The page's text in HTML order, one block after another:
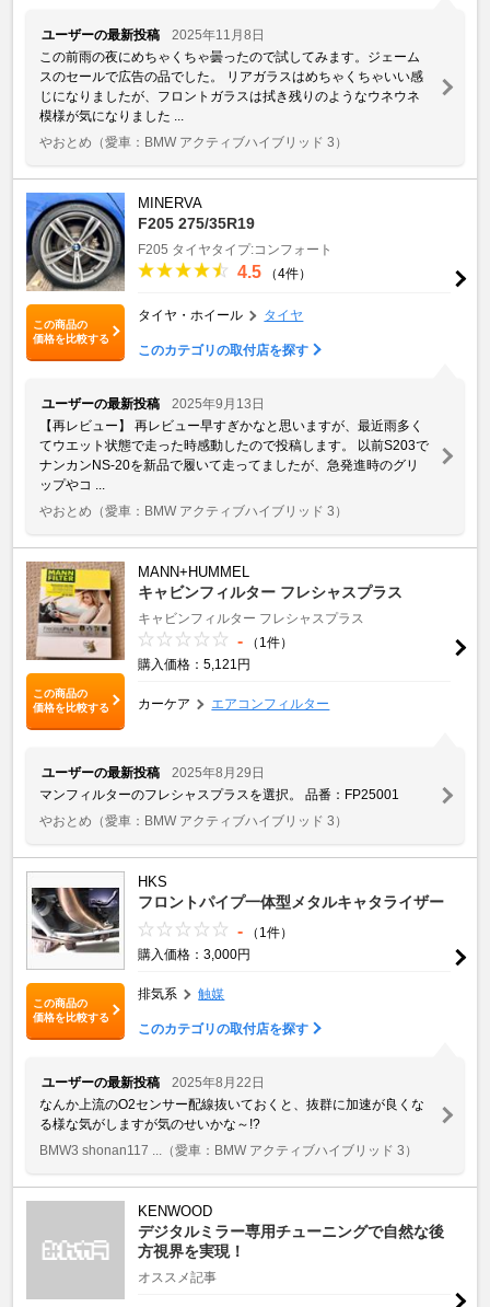
ユーザーの最新投稿
2025年11月8日
この前雨の夜にめちゃくちゃ曇ったので試してみます。ジェーム
スのセールで広告の品でした。 リアガラスはめちゃくちゃいい感
じになりましたが、フロントガラスは拭き残りのようなウネウネ
模様が気になりました ...
やおとめ （愛車：BMW アクティブハイブリッド 3）
この商品の
価格を比較する
MINERVA
F205 275/35R19
F205 タイヤタイプ:コンフォート
4.5 （4件）
タイヤ・ホイール タイヤ
このカテゴリの取付店を探す
ユーザーの最新投稿
2025年9月13日
【再レビュー】 再レビュー早すぎかなと思いますが、最近雨多く
てウエット状態で走った時感動したので投稿します。 以前S203で
ナンカンNS-20を新品で履いて走ってましたが、急発進時のグリ
ップやコ ...
やおとめ （愛車：BMW アクティブハイブリッド 3）
この商品の
価格を比較する
MANN+HUMMEL
キャビンフィルター フレシャスプラス
キャビンフィルター フレシャスプラス
-
（1件）
購入価格：5,121円
カーケア エアコンフィルター
ユーザーの最新投稿
2025年8月29日
マンフィルターのフレシャスプラスを選択。 品番：FP25001
やおとめ （愛車：BMW アクティブハイブリッド 3）
この商品の
価格を比較する
HKS
フロントパイプ一体型メタルキャタライザー
-
（1件）
購入価格：3,000円
排気系 触媒
このカテゴリの取付店を探す
ユーザーの最新投稿
2025年8月22日
なんか上流のO2センサー配線抜いておくと、抜群に加速が良くな
る様な気がしますが気のせいかな～!?
BMW3 shonan117 ...
（愛車：BMW アクティブハイブリッド 3）
KENWOOD
デジタルミラー専用チューニングで自然な後
方視界を実現！
オススメ記事